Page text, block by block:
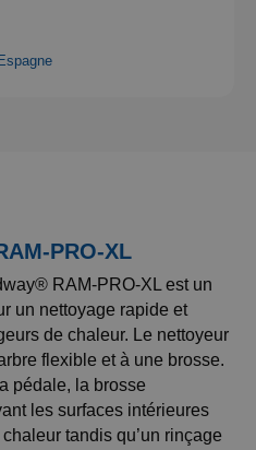
PRO-XL
RAM-PRO-XL est un
un nettoyage rapide et
de chaleur. Le nettoyeur
flexible et à une brosse.
pédale, la brosse
les surfaces intérieures
tandis qu’un rinçage